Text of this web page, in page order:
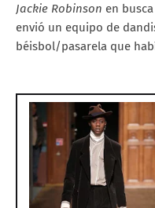
Jackie Robinson en
envió un equipo de
béisbol/pasarela que